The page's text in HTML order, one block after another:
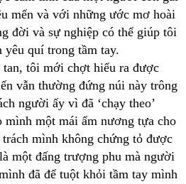
mến và với những ước mơ hoài
đời và sự nghiệp có thể giúp tôi
quí trong tầm tay.
tôi mới chợt hiểu ra được
vẫn thường đứng núi này trông
người ấy vì đã ‘chạy theo’
một mái ấm nương tựa cho
mình không chứng tỏ được
một đấng trượng phu mà người
đã để tuột khỏi tầm tay mình